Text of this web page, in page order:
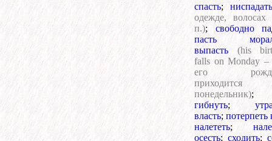
спасть; ниспадать
одежде,
п.); свободно
пасть
выпасть
(his
falls on Monday –
его
понедельник);
гибнуть;
власть; потерпеть
налететь;
осесть; сходить;